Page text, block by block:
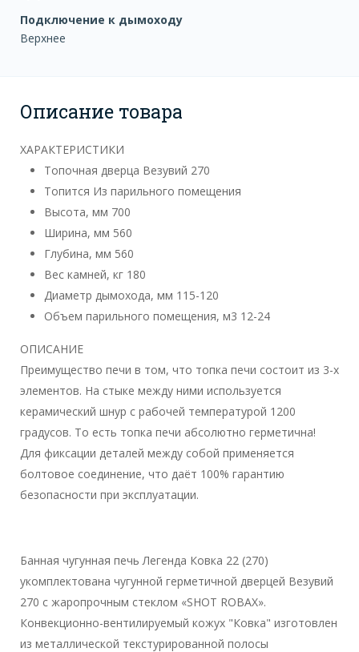
Подключение к дымоходу
Верхнее
Описание товара
ХАРАКТЕРИСТИКИ
Топочная дверца Везувий 270
Топится Из парильного помещения
Высота, мм 700
Ширина, мм 560
Глубина, мм 560
Вес камней, кг 180
Диаметр дымохода, мм 115-120
Объем парильного помещения, м3 12-24
ОПИСАНИЕ
Преимущество печи в том, что топка печи состоит из 3-х
элементов. На стыке между ними используется
керамический шнур с рабочей температурой 1200
градусов. То есть топка печи абсолютно герметична!
Для фиксации деталей между собой применяется
болтовое соединение, что даёт 100% гарантию
безопасности при эксплуатации.
Банная чугунная печь Легенда Ковка 22 (270)
укомплектована чугунной герметичной дверцей Везувий
270 с жаропрочным стеклом «SHOT ROBAX».
Конвекционно-вентилируемый кожух "Ковка" изготовлен
из металлической текстурированной полосы